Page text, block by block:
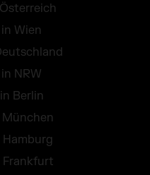
Wien
NRW
Berlin
Frankfurt